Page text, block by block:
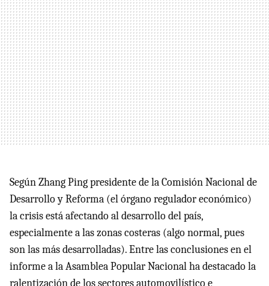
Según Zhang Ping presidente de la Comisión Nacional de
Desarrollo y Reforma (el órgano regulador económico)
la crisis está afectando al desarrollo del país,
especialmente a las zonas costeras (algo normal, pues
son las más desarrolladas). Entre las conclusiones en el
informe a la Asamblea Popular Nacional ha destacado la
ralentización de los sectores automovilístico e